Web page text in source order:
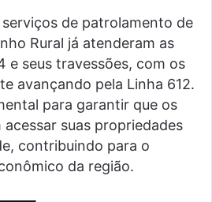
de patrolamento de
Rural já atenderam as
e seus travessões, com os
avançando pela Linha 612.
para garantir que os
suas propriedades
contribuindo para o
da região.